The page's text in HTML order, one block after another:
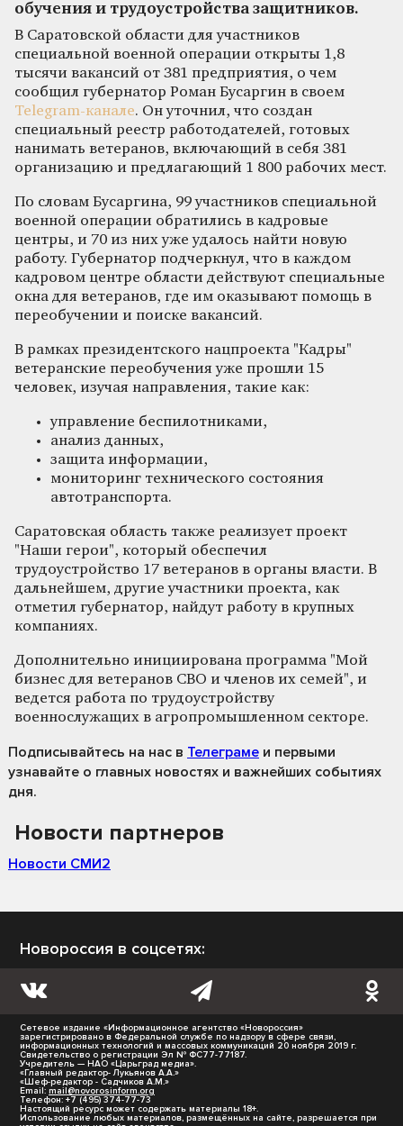
обучения и трудоустройства защитников.
В Саратовской области для участников
специальной военной операции открыты 1,8
тысячи вакансий от 381 предприятия, о чем
сообщил губернатор Роман Бусаргин в своем
Telegram-канале. Он уточнил, что создан
специальный реестр работодателей, готовых
нанимать ветеранов, включающий в себя 381
организацию и предлагающий 1 800 рабочих мест.
По словам Бусаргина, 99 участников специальной
военной операции обратились в кадровые
центры, и 70 из них уже удалось найти новую
работу. Губернатор подчеркнул, что в каждом
кадровом центре области действуют специальные
окна для ветеранов, где им оказывают помощь в
переобучении и поиске вакансий.
В рамках президентского нацпроекта "Кадры"
ветеранские переобучения уже прошли 15
человек, изучая направления, такие как:
управление беспилотниками,
анализ данных,
защита информации,
мониторинг технического состояния
автотранспорта.
Саратовская область также реализует проект
"Наши герои", который обеспечил
трудоустройство 17 ветеранов в органы власти. В
дальнейшем, другие участники проекта, как
отметил губернатор, найдут работу в крупных
компаниях.
Дополнительно инициирована программа "Мой
бизнес для ветеранов СВО и членов их семей", и
ведется работа по трудоустройству
военнослужащих в агропромышленном секторе.
Подписывайтесь на нас в Телеграме и первыми
узнавайте о главных новостях и важнейших событиях
дня.
Новости партнеров
Новости СМИ2
Новороссия в соцсетях:
Сетевое издание «Информационное агентство «Новороссия»
зарегистрировано в Федеральной службе по надзору в сфере связи,
информационных технологий и массовых коммуникаций 20 ноября 2019 г.
Свидетельство о регистрации Эл № ФС77-77187.
Учредитель — НАО «Царьград медиа».
«Главный редактор- Лукьянов А.А.»
«Шеф-редактор - Садчиков А.М.»
Email: mail@novorosinform.org
Телефон: +7 (495) 374-77-73
Настоящий ресурс может содержать материалы 18+.
Использование любых материалов, размещённых на сайте, разрешается при